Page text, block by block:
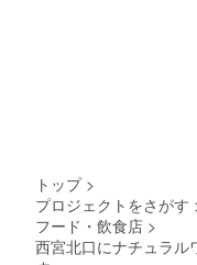
トップ >
プロジェクトをさがす
フード・飲食店 >
西宮北口にナチュラル